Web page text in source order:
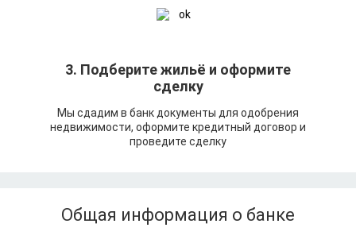
3. Подберите жильё и оформите
сделку
Мы сдадим в банк документы для одобрения
недвижимости, оформите кредитный договор и
проведите сделку
Общая информация о банке